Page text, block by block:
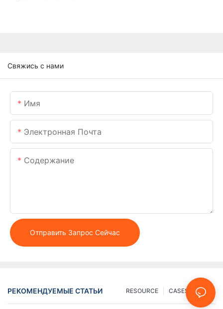
Свяжись с нами
Имя
Электронная Почта
Содержание
Отправить Запрос Сейчас
РЕКОМЕНДУЕМЫЕ СТАТЬИ FAQ
CASES
RESOURCE